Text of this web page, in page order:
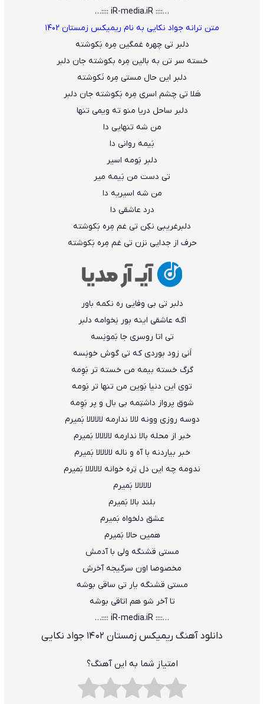
…:::: iR-media.iR ::::…
متن ترانه جواد نکایی به نام ریمیکس زمستان ۱۴۰۲
دلبر تی چهره غمگین مِره بَکوشته
خسته سر تن به بالین مِره بکوشته جان دلبر
دلبر این حال مستی مِره نَکوشته
هَلا تی چشم اسری مِره بَکوشته جان دلبر
دلبر ساحل دریا منو ته ویمی تنها
من شه تنهایی دا
بَیمه روانی دا
دلبر بَومه اسیر
تی دست من بَیمه میر
من شه اسیریه دا
درد عاشقی دا
دلبرغریبی نکِن تی غم مِره بَکوشته
حرف از جدایی نزن تی غم مِره بَکوشته
دلبر تی بی وفایی ره نکمه باور
اگه عاشقی اینه بور نِخوامه دلبر
تی اتا روسری جا بَمونِسه
اَنی زود بوردی که تی گوش خونِسه
گرگ خسته بیمه من خسته تر بَوِمه
توی این دنیا بَوین من تنها تر بَومه
شوق پرواز داشتِمه بی بال و پر بَوِمه
دوسه روزی وونه لالا ندارمه لالالالا بَمیرم
خبر از محله بالا ندارمه لالالالا بَمیرم
خبر بیاردنه با آه و ناله لالالالا بَمیرم
ندومه چه این دل تِره خوانه لالالالا بَمیرم
لالالالا بَمیرم
بلند بالا بَمیرم
عشق دلخواه بَمیرم
همین حالا بَمیرم
مستی قشنگه ولی با آدمش
مخصوصا اون سرگیجه آخرش
مستی قشنگه یار تی ساقی بوشه
تا آخر شو هم اتاقی بوشه
…:::: iR-media.iR ::::…
دانلود آهنگ ریمیکس زمستان ۱۴۰۲ جواد نکایی
امتیاز شما به این آهنگ؟